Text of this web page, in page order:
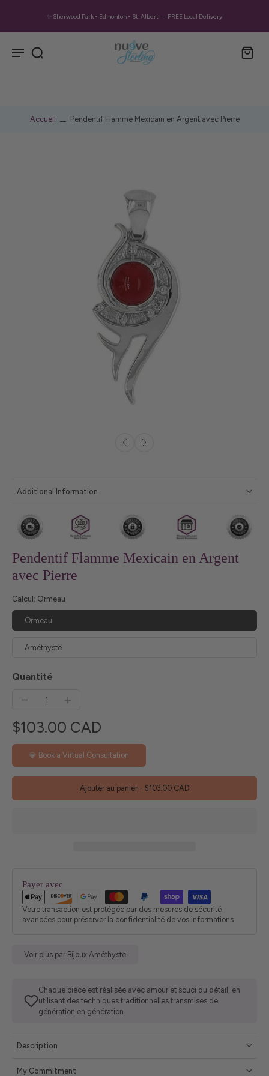
✨ Sherwood Park • Edmonton • St. Albert — FREE Local Delivery
Accueil Pendentif Flamme Mexicain en Argent avec Pierre
Additional Information
Pendentif Flamme Mexicain en Argent
avec Pierre
Calcul: Ormeau
Ormeau
Améthyste
Quantité
$103.00 CAD
💎 Book a Virtual Consultation
Ajouter au panier - $103.00 CAD
Payer avec
Votre transaction est protégée par des mesures de sécurité
avancées pour préserver la confidentialité de vos informations
Voir plus par Bijoux Améthyste
Chaque pièce est réalisée avec amour et souci du détail, en
utilisant des techniques traditionnelles transmises de
génération en génération.
Description
My Commitment